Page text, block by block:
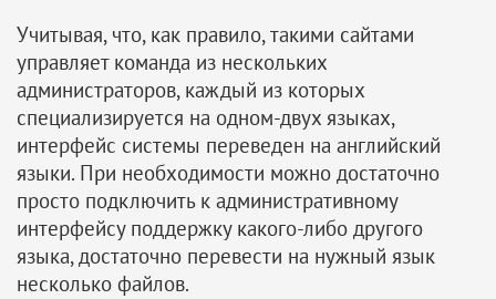
Учитывая, что, как правило, такими сайтами
управляет команда из нескольких
администраторов, каждый из которых
специализируется на одном-двух языках,
интерфейс системы переведен на английский
языки. При необходимости можно достаточно
просто подключить к административному
интерфейсу поддержку какого-либо другого
языка, достаточно перевести на нужный язык
несколько файлов.